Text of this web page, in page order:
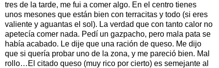
tres de la tarde, me fui a comer algo. En el centro tienes
unos mesones que están bien con terracitas y todo (si eres
valiente y aguantas el sol). La verdad que con tanto calor no
apetecía comer nada. Pedí un gazpacho, pero mala pata se
había acabado. Le dije que una ración de queso. Me dijo
que si quería probar uno de la zona, y me pareció bien. Mal
rollo…El citado queso (muy rico por cierto) es semejante al